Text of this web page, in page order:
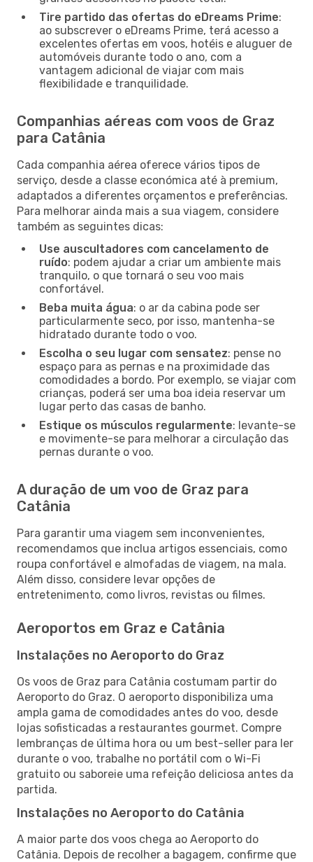
Tire partido das ofertas do eDreams Prime:
ao subscrever o eDreams Prime, terá acesso a
excelentes ofertas em voos, hotéis e aluguer de
automóveis durante todo o ano, com a
vantagem adicional de viajar com mais
flexibilidade e tranquilidade.
Companhias aéreas com voos de Graz
para Catânia
Cada companhia aérea oferece vários tipos de
serviço, desde a classe económica até à premium,
adaptados a diferentes orçamentos e preferências.
Para melhorar ainda mais a sua viagem, considere
também as seguintes dicas:
Use auscultadores com cancelamento de
ruído: podem ajudar a criar um ambiente mais
tranquilo, o que tornará o seu voo mais
confortável.
Beba muita água: o ar da cabina pode ser
particularmente seco, por isso, mantenha-se
hidratado durante todo o voo.
Escolha o seu lugar com sensatez: pense no
espaço para as pernas e na proximidade das
comodidades a bordo. Por exemplo, se viajar com
crianças, poderá ser uma boa ideia reservar um
lugar perto das casas de banho.
Estique os músculos regularmente: levante-se
e movimente-se para melhorar a circulação das
pernas durante o voo.
A duração de um voo de Graz para
Catânia
Para garantir uma viagem sem inconvenientes,
recomendamos que inclua artigos essenciais, como
roupa confortável e almofadas de viagem, na mala.
Além disso, considere levar opções de
entretenimento, como livros, revistas ou filmes.
Aeroportos em Graz e Catânia
Instalações no Aeroporto do Graz
Os voos de Graz para Catânia costumam partir do
Aeroporto do Graz. O aeroporto disponibiliza uma
ampla gama de comodidades antes do voo, desde
lojas sofisticadas a restaurantes gourmet. Compre
lembranças de última hora ou um best-seller para ler
durante o voo, trabalhe no portátil com o Wi-Fi
gratuito ou saboreie uma refeição deliciosa antes da
partida.
Instalações no Aeroporto do Catânia
A maior parte dos voos chega ao Aeroporto do
Catânia. Depois de recolher a bagagem, confirme que